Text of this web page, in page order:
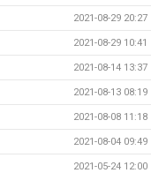
2021-08-29 20:27
2021-08-29 10:41
2021-08-14 13:37
2021-08-13 08:19
2021-08-08 11:18
2021-08-04 09:49
2021-05-24 12:00